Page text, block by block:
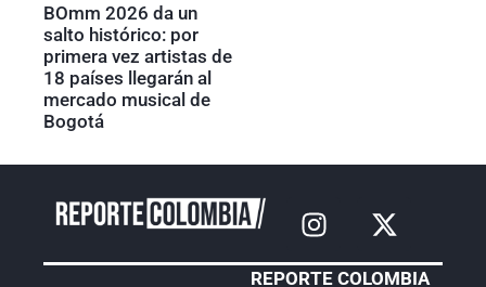
BOmm 2026 da un
salto histórico: por
primera vez artistas de
18 países llegarán al
mercado musical de
Bogotá
REPORTE COLOMBIA